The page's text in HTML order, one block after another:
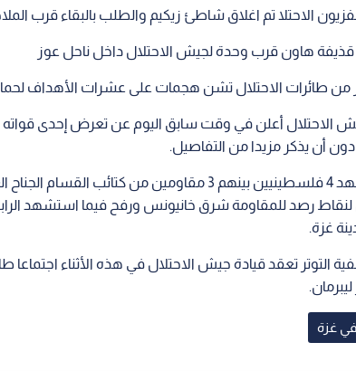
الاحتلا تم اغلاق شاطئ زيكيم والطلب بالبقاء قرب
هاون قرب وحدة لجيش الاحتلال داخل ناحل عوز‏
من طائرات الاحتلال تشن هجمات على عشرات الأهداف
الاحتلال أعلن في وقت سابق اليوم عن تعرض إحدى
دون أن يذكر مزيدا من التفاصيل.
واستشهد 4 فلسطينيين بينهم 3 مقاومين من
لنقاط رصد للمقاومة شرق خانيونس ورفح فيما استشهد
غزة.
التوتر تعقد قيادة جيش الاحتلال في هذه الأثناء اجتماعا
غزة